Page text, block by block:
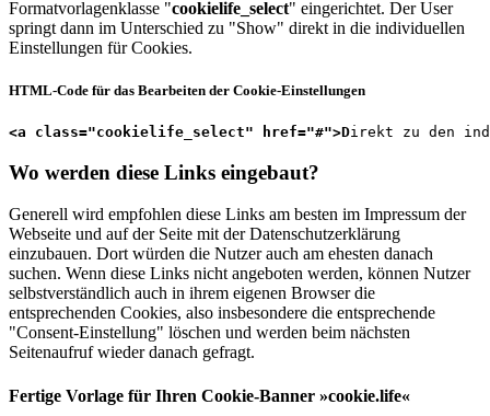
Formatvorlagenklasse "cookielife_select" eingerichtet. Der User
springt dann im Unterschied zu "Show" direkt in die individuellen
Einstellungen für Cookies.
HTML-Code für das Bearbeiten der Cookie-Einstellungen
<a class="cookielife_select" href="#">Direkt zu den
Wo werden diese Links eingebaut?
Generell wird empfohlen diese Links am besten im Impressum der
Webseite und auf der Seite mit der Datenschutzerklärung
einzubauen. Dort würden die Nutzer auch am ehesten danach
suchen. Wenn diese Links nicht angeboten werden, können Nutzer
selbstverständlich auch in ihrem eigenen Browser die
entsprechenden Cookies, also insbesondere die entsprechende
"Consent-Einstellung" löschen und werden beim nächsten
Seitenaufruf wieder danach gefragt.
Fertige Vorlage für Ihren Cookie-Banner »cookie.life«